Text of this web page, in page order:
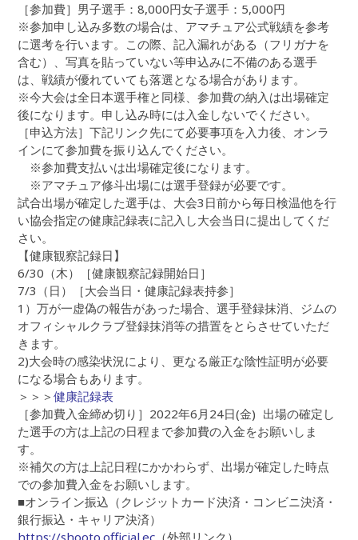
［参加費］男子選手：8,000円女子選手：5,000円
※参加申し込み多数の場合は、アマチュア公式戦績を参考
に選考を行います。この際、記入漏れがある（フリガナを
含む）、写真を貼っていない等申込みに不備のある選手
は、戦績が優れていても落選となる場合があります。
※今大会は全日本選手権と同様、参加費の納入は出場確定
後になります。申し込み時には入金しないでください。
［申込方法］下記リンク先にて必要事項を入力後、オンラ
インにて参加費を振り込んでください。
※参加費支払いは出場確定後になります。
※アマチュア修斗出場には選手登録が必要です。
試合出場が確定した選手は、大会3日前から毎日検温他を行
い協会指定の健康記録表に記入し大会当日に提出してくだ
さい。
【健康観察記録日】
6/30（木）［健康観察記録開始日］
7/3（日）［大会当日・健康記録表持参］
1）万が一虚偽の報告があった場合、選手登録抹消、ジムの
オフィシャルクラブ登録抹消等の措置をとらさせていただ
きます。
2)大会時の感染状況により、更なる厳正な陰性証明が必要
になる場合もあります。
＞＞＞健康記録表
［参加費入金締め切り］2022年6月24日(金) 出場の確定し
た選手の方は上記の日程まで参加費の入金をお願いしま
す。
※補欠の方は上記日程にかかわらず、出場が確定した時点
での参加費入金をお願いします。
■オンライン振込（クレジットカード決済・コンビニ決済・
銀行振込・キャリア決済）